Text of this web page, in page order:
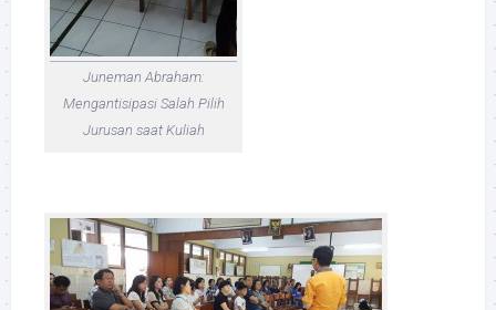
Juneman Abraham:
Mengantisipasi Salah Pilih
Jurusan saat Kuliah